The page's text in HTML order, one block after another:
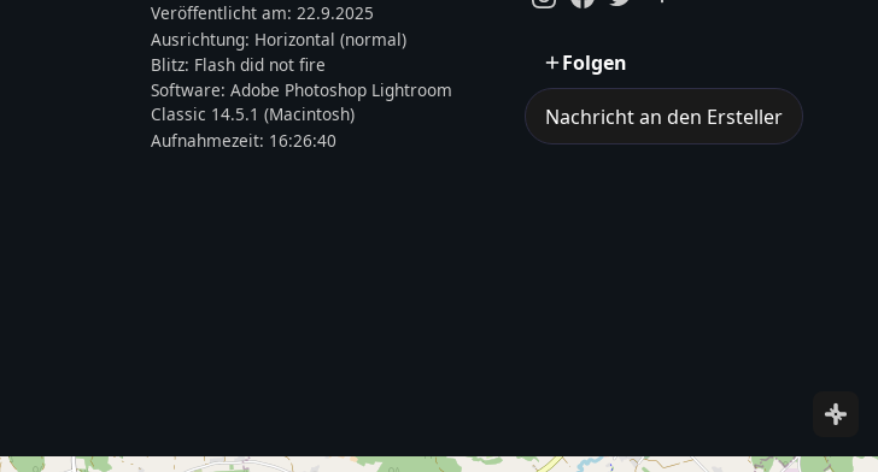
Veröffentlicht am:22.9.2025
Ausrichtung: Horizontal (normal)
Blitz: Flash did not fire
Software:Adobe Photoshop Lightroom
Classic 14.5.1 (Macintosh)
Aufnahmezeit: 16:26:40
Folgen
Nachricht an den Ersteller